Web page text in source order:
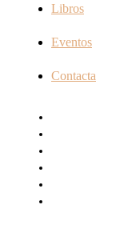
Libros
Eventos
Contacta